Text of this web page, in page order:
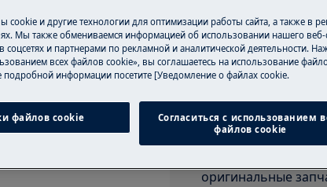
барабана
обратитесь в
Вам нужен ремонт
удовольствием
оригинальные
cookie и другие технологии для оптимизации работы сайта, а также в
Мы также обмениваемся информацией об использовании нашего веб-
и партнерами по рекламной и аналитической деятельности.
всех файлов cookie», вы соглашаетесь на использование
подробной информации посетите [Уведомление о файлах cookie.
файлов cookie
Согласиться с использованием
файлов cookie